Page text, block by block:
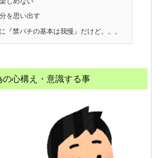
を思い出す
『禁パチの基本は我慢』だけど。。。
の心構え・意識する事